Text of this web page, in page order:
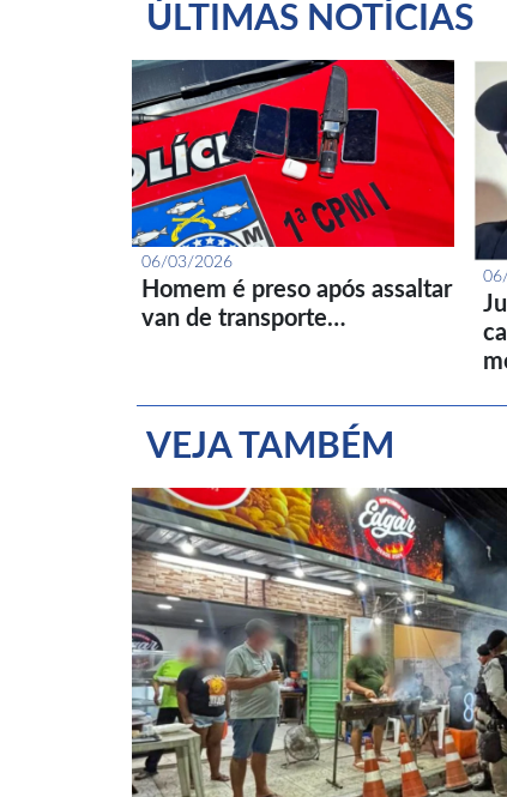
ÚLTIMAS NOTÍCIAS
06/03/2026
Homem é preso após assaltar
van de transporte…
VEJA TAMBÉM